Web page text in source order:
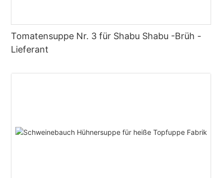
Tomatensuppe Nr. 3 für Shabu Shabu -Brüh -
Lieferant